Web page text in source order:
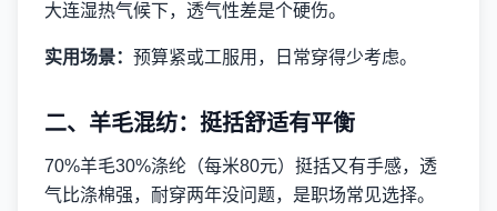
大连湿热气候下，透气性差是个硬伤。
实用场景： 预算紧或工服用，日常穿得少考虑。
二、羊毛混纺：挺括舒适有平衡
70%羊毛30%涤纶（每米80元）挺括又有手感，透
气比涤棉强，耐穿两年没问题，是职场常见选择。